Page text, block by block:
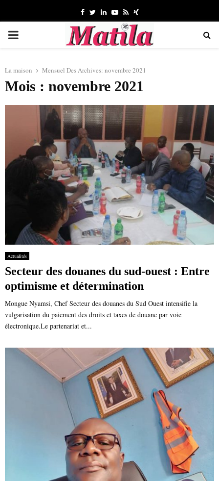
Facebook
TwitterLinkedinYoutube
RssXing
MENU
La maison Mensuel Des Archives: novembre 2021
Mois : novembre 2021
Actualités
Secteur des douanes du sud-ouest : Entre
optimisme et détermination
Mongue Nyamsi, Chef Secteur des douanes du Sud Ouest intensifie la
vulgarisation du paiement des droits et taxes de douane par voie
électronique.Le partenariat et...